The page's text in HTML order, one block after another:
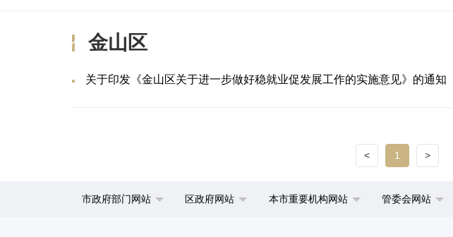
金山区
关于印发《金山区关于进一步做好稳就业促发展工作的实施意见》的通知
< 1 >
市政府部门网站 区政府网站 本市重要机构网站 管委会网站